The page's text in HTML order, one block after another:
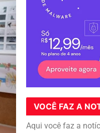
VOCÊ FAZ A
Aqui você faz a